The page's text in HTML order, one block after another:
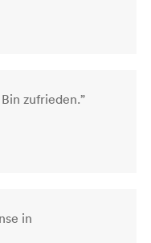
zufrieden.”
in